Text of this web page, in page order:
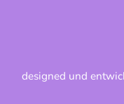
designed und